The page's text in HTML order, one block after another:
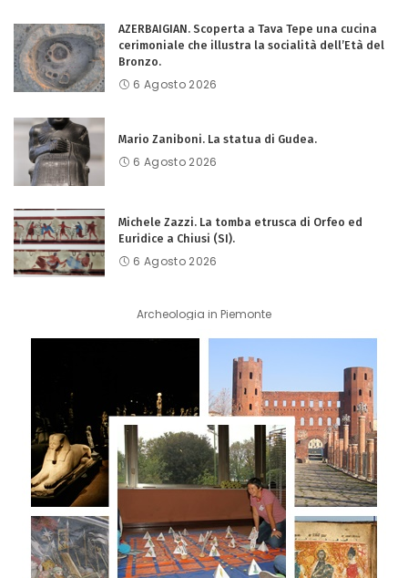
AZERBAIGIAN. Scoperta a Tava Tepe una cucina
cerimoniale che illustra la socialità dell’Età del
Bronzo.
6 Agosto 2026
Mario Zaniboni. La statua di Gudea.
6 Agosto 2026
Michele Zazzi. La tomba etrusca di Orfeo ed
Euridice a Chiusi (SI).
6 Agosto 2026
Archeologia in Piemonte